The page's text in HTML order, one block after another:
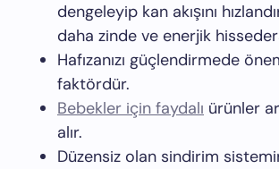
dengeleyip kan akışını
daha zinde ve enerjik
Hafızanızı güçlendirmede
faktördür.
Bebekler için faydalı ürünler
alır.
Düzensiz olan sindirim